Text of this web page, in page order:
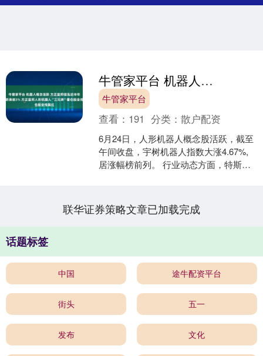
牛管家平台 机器人概念活跃 方正富邦信泓近半年业绩跻身前3% 方正富邦人形机器人“三兄弟”重仓股全线飘红
牛管家平台
查看： 191 分类：散户配资
6月24日，人形机器人概念股活跃，截至
午间收盘，宇树机器人指数大涨4.67%,
居涨幅榜前列。 行业动态方面，特斯拉
联华证券策略文章已加载完成
话题标签
中国 途牛配资平台
街头 五一
发布 文化